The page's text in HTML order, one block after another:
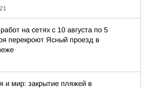
на сетях с 10 августа по 5
перекроют Ясный проезд в
и мир: закрытие пляжей в